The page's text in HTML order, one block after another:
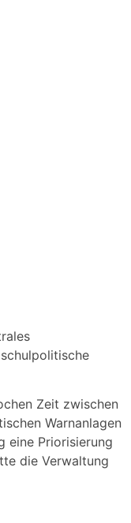
Zeit zwischen
Warnanlagen
eine Priorisierung
die Verwaltung